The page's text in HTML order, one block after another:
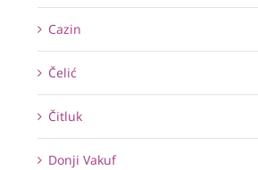
Cazin
Čelić
Čitluk
Donji Vakuf